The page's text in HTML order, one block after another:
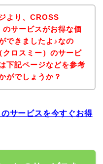
より、CROSS
サービスがお得な価
できましたよ♪なの
ロスミー）のサービ
下記ページなどを参考
がでしょうか？
サービスを今すぐお得